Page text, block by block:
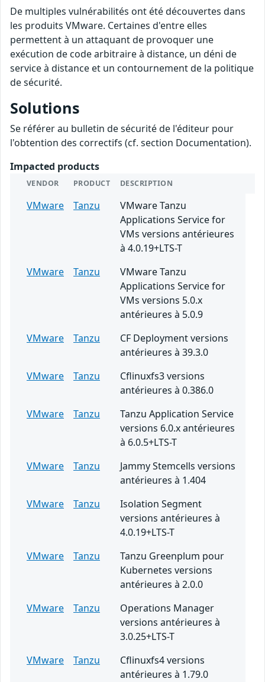
De multiples vulnérabilités ont été découvertes dans
les produits VMware. Certaines d'entre elles
permettent à un attaquant de provoquer une
exécution de code arbitraire à distance, un déni de
service à distance et un contournement de la politique
de sécurité.
Solutions
Se référer au bulletin de sécurité de l'éditeur pour
l'obtention des correctifs (cf. section Documentation).
Impacted products
VENDOR PRODUCT DESCRIPTION
VMware Tanzu
VMware Tanzu
Applications Service for
VMs versions antérieures
à 4.0.19+LTS-T
VMware
Tanzu
VMware Tanzu
Applications Service for
VMs versions 5.0.x
antérieures à 5.0.9
VMware
Tanzu
CF Deployment versions
antérieures à 39.3.0
VMware
Tanzu
Cflinuxfs3 versions
antérieures à 0.386.0
VMware
Tanzu
Tanzu Application Service
versions 6.0.x antérieures
à 6.0.5+LTS-T
VMware
Tanzu
Jammy Stemcells versions
antérieures à 1.404
VMware
Tanzu
Isolation Segment
versions antérieures à
4.0.19+LTS-T
VMware
Tanzu
Tanzu Greenplum pour
Kubernetes versions
antérieures à 2.0.0
VMware
Tanzu
Operations Manager
versions antérieures à
3.0.25+LTS-T
VMware
Tanzu
Cflinuxfs4 versions
antérieures à 1.79.0